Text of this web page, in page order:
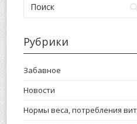
Рубрики
Забавное
Новости
Нормы веса, потребления